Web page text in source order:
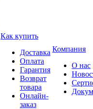
Как купить
Доставка
Оплата
Гарантия
Возврат
товара
Онлайн-
заказ
Компания
О нас